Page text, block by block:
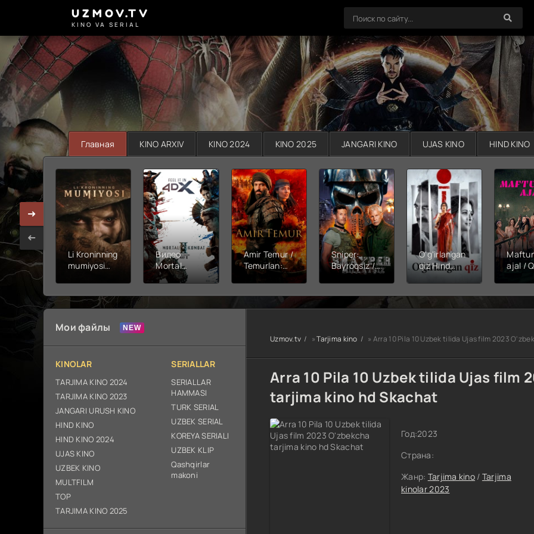
UZMOV.TV
KINO VA SERIAL
Главная KINO ARXIV KINO 2024 KINO 2025 JANGARI KINO UJAS KINO HIND KINO
Li Kroninning
mumiyosi
tarjima HD
skachat
Видео
Mortal
kombat 2 /
(2026)
Uzbek tilida
Amir Temur /
Temurlan:
Fathchining
Premyera
Netflix filmi
O'zbekcha
2026
tarjima kino
ix skachat
Sniper:
Bayroqsiz /
Snayper:
Bayroqsiz
snayper
Uzbek tilida
O'zbekcha
2026
Full HD tas-
ix skachat
O'g'irlangan
qiz Hind
kinosi 2026
O'zbekcha
tarjima kino
ajal /
tilida)
2026
Мои файлы
KINOLAR
TARJIMA KINO 2024
TARJIMA KINO 2023
JANGARI URUSH KINO
HIND KINO
HIND KINO 2024
UJAS KINO
UZBEK KINO
MULTFILM
TOP
TARJIMA KINO 2025
SERIALLAR
SERIALLAR
HAMMASI
TURK SERIAL
UZBEK SERIAL
KOREYA SERIALI
UZBEK KLIP
Qashqirlar
makoni
Uzmov.tv »Tarjima kino » Arra 10 Pila 10 Uzbek tilida Ujas film 2023
Arra 10 Pila 10 Uzbek tilida Ujas film
tarjima kino hd Skachat
Год:2023
Страна:
Жанр: Tarjima kino / Tarjima
kinolar 2023